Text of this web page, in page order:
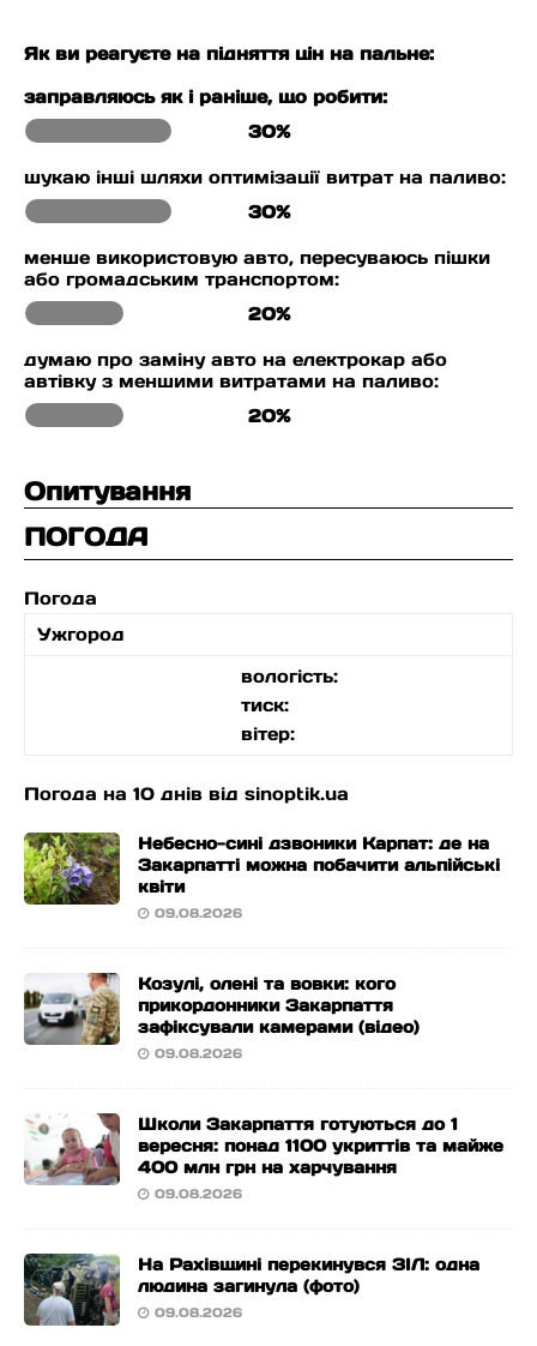
Як ви реагуєте на підняття цін на пальне:
заправляюсь як і раніше, що робити:
30%
шукаю інші шляхи оптимізації витрат на паливо:
30%
менше використовую авто, пересуваюсь пішки
або громадським транспортом:
20%
думаю про заміну авто на електрокар або
автівку з меншими витратами на паливо:
20%
Опитування
ПОГОДА
Погода
Ужгород
вологість:
тиск:
вітер:
Погода на 10 днів від sinoptik.ua
Небесно-сині дзвоники Карпат: де на
Закарпатті можна побачити альпійські
квіти
09.08.2026
Козулі, олені та вовки: кого
прикордонники Закарпаття
зафіксували камерами (відео)
09.08.2026
Школи Закарпаття готуються до 1
вересня: понад 1100 укриттів та майже
400 млн грн на харчування
09.08.2026
На Рахівщині перекинувся ЗІЛ: одна
людина загинула (фото)
09.08.2026